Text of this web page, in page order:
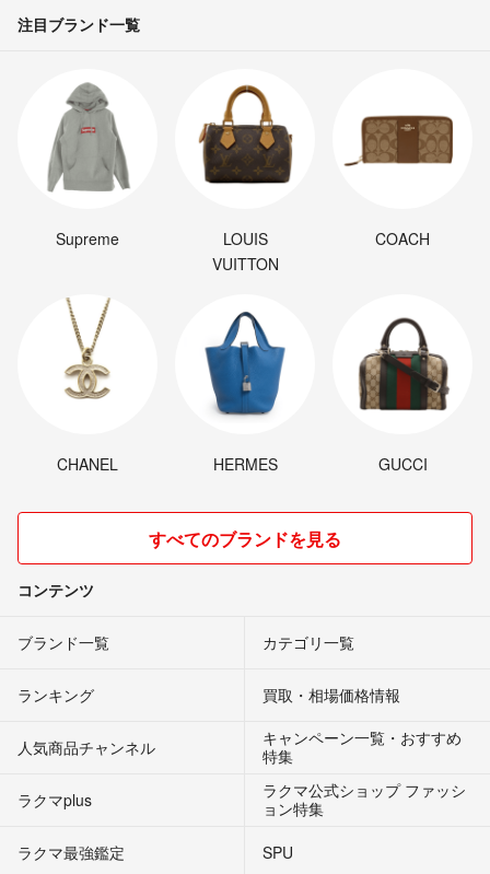
注目ブランド一覧
Supreme
LOUIS
VUITTON
COACH
CHANEL HERMES GUCCI
すべてのブランドを見る
コンテンツ
ブランド一覧 カテゴリ一覧
ランキング 買取・相場価格情報
人気商品チャンネル
キャンペーン一覧・おすすめ
特集
ラクマplus
ラクマ公式ショップ ファッシ
ョン特集
ラクマ最強鑑定
SPU